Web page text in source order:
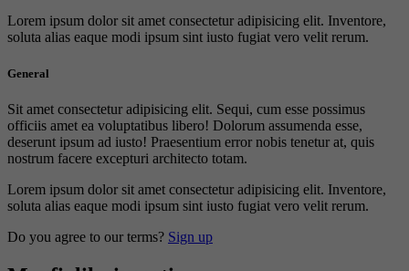
Lorem ipsum dolor sit amet consectetur adipisicing elit. Inventore,
soluta alias eaque modi ipsum sint iusto fugiat vero velit rerum.
General
Sit amet consectetur adipisicing elit. Sequi, cum esse possimus
officiis amet ea voluptatibus libero! Dolorum assumenda esse,
deserunt ipsum ad iusto! Praesentium error nobis tenetur at, quis
nostrum facere excepturi architecto totam.
Lorem ipsum dolor sit amet consectetur adipisicing elit. Inventore,
soluta alias eaque modi ipsum sint iusto fugiat vero velit rerum.
Do you agree to our terms? Sign up